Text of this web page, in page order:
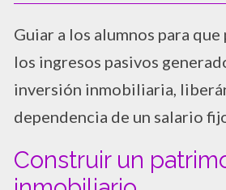
Guiar a los alumnos para
los ingresos pasivos
inversión inmobiliaria,
dependencia de un salario
Construir un